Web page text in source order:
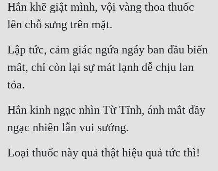
Quan Trường
Quân Sự
Sảng Văn
Sủng
Trinh Thám
Hắn khẽ giật mình, vội vàng thoa thuốc
lên chỗ sưng trên mặt.
Lập tức, cảm giác ngứa ngáy ban đầu biến
mất, chỉ còn lại sự mát lạnh dễ chịu lan
tỏa.
Hắn kinh ngạc nhìn Từ Tĩnh, ánh mắt đầy
ngạc nhiên lẫn vui sướng.
Loại thuốc này quả thật hiệu quả tức thì!